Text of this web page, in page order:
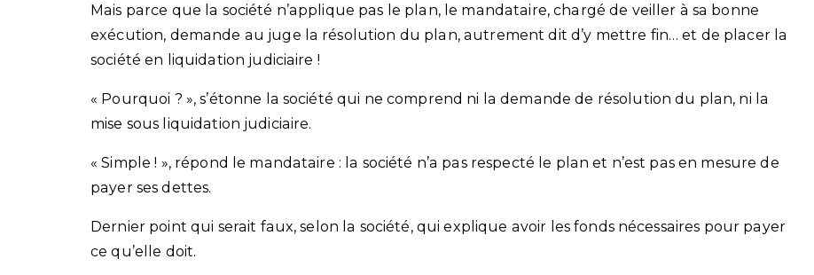
Mais parce que la société n’applique pas le plan, le mandataire, chargé de veiller à sa bonne
exécution, demande au juge la résolution du plan, autrement dit d’y mettre fin… et de placer la
société en liquidation judiciaire !
« Pourquoi ? », s’étonne la société qui ne comprend ni la demande de résolution du plan, ni la
mise sous liquidation judiciaire.
« Simple ! », répond le mandataire : la société n’a pas respecté le plan et n’est pas en mesure de
payer ses dettes.
Dernier point qui serait faux, selon la société, qui explique avoir les fonds nécessaires pour payer
ce qu’elle doit.